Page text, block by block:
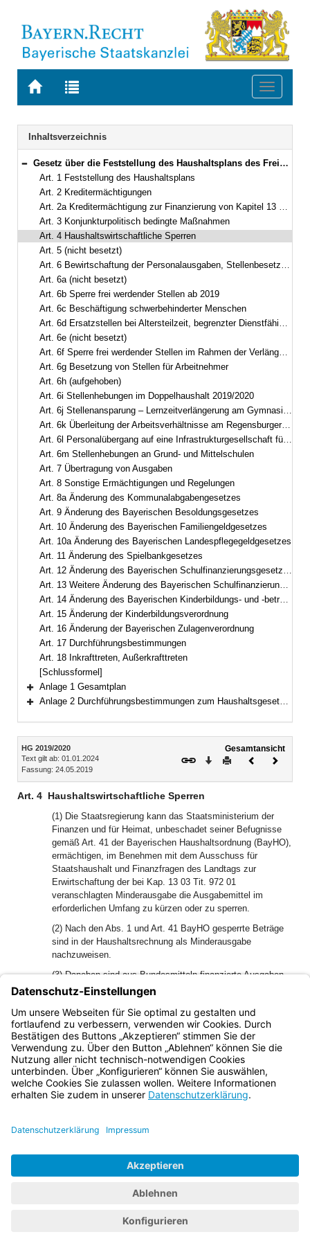
Zur
BAYERN.RECHT
Zur
letzten
Suche
Toggle
Navigation
Inhaltsverzeichnis
Bereich reduzieren
Gesetz über die Feststellung des Haushaltsplans des Freistaates Bayern für die Haushaltsjahre 2019 und 2020 (Haushaltsgesetz 2019/2020 – HG 2019/2020) Vom 24. Mai 2019 (GVBl. S. 266) BayRS 630-2-22-F (Art. 1–18)
Art. 1 Feststellung des Haushaltsplans
Art. 2 Kreditermächtigungen
Art. 2a Kreditermächtigung zur Finanzierung von Kapitel 13 19 – Sonderfonds Corona-Pandemie
Art. 3 Konjunkturpolitisch bedingte Maßnahmen
Art. 4 Haushaltswirtschaftliche Sperren
Art. 5 (nicht besetzt)
Art. 6 Bewirtschaftung der Personalausgaben, Stellenbesetzung
Art. 6a (nicht besetzt)
Art. 6b Sperre frei werdender Stellen ab 2019
Art. 6c Beschäftigung schwerbehinderter Menschen
Art. 6d Ersatzstellen bei Altersteilzeit, begrenzter Dienstfähigkeit und bei Arbeitszeitmodellen
Art. 6e (nicht besetzt)
Art. 6f Sperre frei werdender Stellen im Rahmen der Verlängerung der Arbeitszeit der Arbeitnehmer
Art. 6g Besetzung von Stellen für Arbeitnehmer
Art. 6h (aufgehoben)
Art. 6i Stellenhebungen im Doppelhaushalt 2019/2020
Art. 6j Stellenansparung – Lernzeitverlängerung am Gymnasium
Art. 6k Überleitung der Arbeitsverhältnisse am Regensburger Centrum für Interventionelle Immunologie
Art. 6l Personalübergang auf eine Infrastrukturgesellschaft für Autobahnen und andere Bundesstraßen
Art. 6m Stellenhebungen an Grund- und Mittelschulen
Art. 7 Übertragung von Ausgaben
Art. 8 Sonstige Ermächtigungen und Regelungen
Art. 8a Änderung des Kommunalabgabengesetzes
Art. 9 Änderung des Bayerischen Besoldungsgesetzes
Art. 10 Änderung des Bayerischen Familiengeldgesetzes
Art. 10a Änderung des Bayerischen Landespflegegeldgesetzes
Art. 11 Änderung des Spielbankgesetzes
Art. 12 Änderung des Bayerischen Schulfinanzierungsgesetzes
Art. 13 Weitere Änderung des Bayerischen Schulfinanzierungsgesetzes
Art. 14 Änderung des Bayerischen Kinderbildungs- und -betreuungsgesetzes
Art. 15 Änderung der Kinderbildungsverordnung
Art. 16 Änderung der Bayerischen Zulagenverordnung
Art. 17 Durchführungsbestimmungen
Art. 18 Inkrafttreten, Außerkrafttreten
[Schlussformel]
Bereich erweitern
Anlage 1 Gesamtplan
Anlage 2 Durchführungsbestimmungen zum Haushaltsgesetz 2019/2020 (DBestHG 2019/2020)
Inhalt
HG 2019/2020
Text gilt ab: 01.01.2024
Fassung: 24.05.2019
Gesamtansicht
Download
DruckenVorheriges
Art. 4 Haushaltswirtschaftliche Sperren
(1) Die Staatsregierung kann das Staatsministerium der
Finanzen und für Heimat, unbeschadet seiner Befugnisse
gemäß Art. 41 der Bayerischen Haushaltsordnung (BayHO),
ermächtigen, im Benehmen mit dem Ausschuss für
Staatshaushalt und Finanzfragen des Landtags zur
Erwirtschaftung der bei Kap. 13 03 Tit. 972 01
veranschlagten Minderausgabe die Ausgabemittel im
erforderlichen Umfang zu kürzen oder zu sperren.
(2) Nach den Abs. 1 und Art. 41 BayHO gesperrte Beträge
sind in der Haushaltsrechnung als Minderausgabe
nachzuweisen.
(3) Daneben sind aus Bundesmitteln finanzierte Ausgaben
zu sperren, soweit im Zuge der Aufstellung des
Bundeshaushalts absehbar ist, dass gegenüber den im
Haushaltsplan veranschlagten Einnahmen geringere
Bundesmittel eingehen werden.
Bayern.de
BayernPortal
Impressum